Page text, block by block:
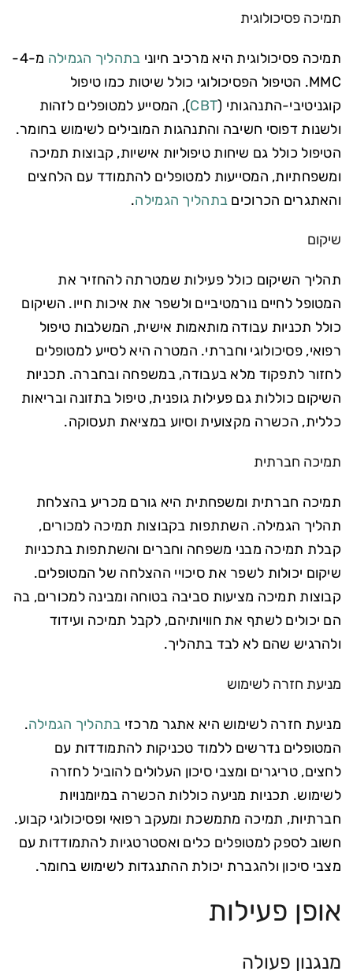
תמיכה פסיכולוגית
תמיכה פסיכולוגית היא מרכיב חיוני בתהליך הגמילה
מ-4-
MMC. הטיפול הפסיכולוגי כולל שיטות כמו טיפול
קוגניטיבי-התנהגותי (CBT), המסייע למטופלים לזהות
ולשנות דפוסי חשיבה והתנהגות המובילים לשימוש בחומר.
הטיפול כולל גם שיחות טיפוליות אישיות, קבוצות תמיכה
ומשפחתיות, המסייעות למטופלים להתמודד עם הלחצים
והאתגרים הכרוכים בתהליך הגמילה.
שיקום
תהליך השיקום כולל פעילות שמטרתה להחזיר את
המטופל לחיים נורמטיביים ולשפר את איכות חייו. השיקום
כולל תכניות עבודה מותאמות אישית, המשלבות טיפול
רפואי, פסיכולוגי וחברתי. המטרה היא לסייע למטופלים
לחזור לתפקוד מלא בעבודה, במשפחה ובחברה. תכניות
השיקום כוללות גם פעילות גופנית, טיפול בתזונה ובריאות
כללית, הכשרה מקצועית וסיוע במציאת תעסוקה.
תמיכה חברתית
תמיכה חברתית ומשפחתית היא גורם מכריע בהצלחת
תהליך הגמילה. השתתפות בקבוצות תמיכה למכורים,
קבלת תמיכה מבני משפחה וחברים והשתתפות בתכניות
שיקום יכולות לשפר את סיכויי ההצלחה של המטופלים.
קבוצות תמיכה מציעות סביבה בטוחה ומבינה למכורים, בה
הם יכולים לשתף את חוויותיהם, לקבל תמיכה ועידוד
ולהרגיש שהם לא לבד בתהליך.
מניעת חזרה לשימוש
מניעת חזרה לשימוש היא אתגר מרכזי בתהליך הגמילה.
המטופלים נדרשים ללמוד טכניקות להתמודדות עם
לחצים, טריגרים ומצבי סיכון העלולים להוביל לחזרה
לשימוש. תכניות מניעה כוללות הכשרה במיומנויות
חברתיות, תמיכה מתמשכת ומעקב רפואי ופסיכולוגי קבוע.
חשוב לספק למטופלים כלים ואסטרטגיות להתמודדות עם
מצבי סיכון ולהגברת יכולת ההתנגדות לשימוש בחומר.
אופן פעילות
מנגנון פעולה